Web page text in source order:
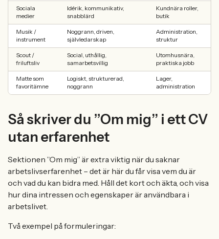
Sociala
medier
Idérik, kommunikativ,
snabblärd
Kundnära roller,
butik
Musik /
instrument
Noggrann, driven,
självledarskap
Administration,
struktur
Scout /
friluftsliv
Social, uthållig,
samarbetsvillig
Utomhusnära,
praktiska jobb
Matte som
favoritämne
Logiskt, strukturerad,
noggrann
Lager,
administration
Så skriver du ”Om mig” i ett CV
utan erfarenhet
Sektionen ”Om mig” är extra viktig när du saknar
arbetslivserfarenhet – det är här du får visa vem du är
och vad du kan bidra med. Håll det kort och äkta, och visa
hur dina intressen och egenskaper är användbara i
arbetslivet.
Två exempel på formuleringar: